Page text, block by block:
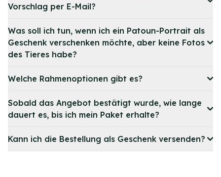
Vorschlag per E-Mail?
Was soll ich tun, wenn ich ein Patoun-Portrait als
Geschenk verschenken möchte, aber keine Fotos
des Tieres habe?
Welche Rahmenoptionen gibt es?
Sobald das Angebot bestätigt wurde, wie lange
dauert es, bis ich mein Paket erhalte?
Kann ich die Bestellung als Geschenk versenden?